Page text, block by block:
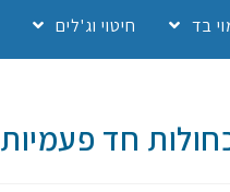
בד חיטוי וג'לים
חד פעמיות 1/100